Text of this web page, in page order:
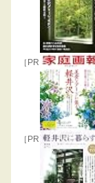
［PR］
［PR］